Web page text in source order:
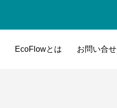
EcoFlowとは お問い合せ